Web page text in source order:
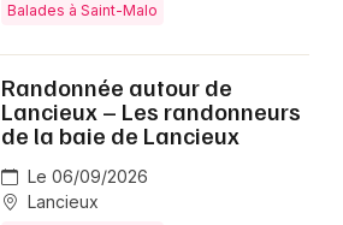
Balades à Saint-Malo
Randonnée autour de
Lancieux – Les randonneurs
de la baie de Lancieux
Le 06/09/2026
Lancieux